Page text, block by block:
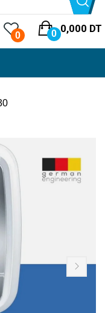
0
0,000 DT
0